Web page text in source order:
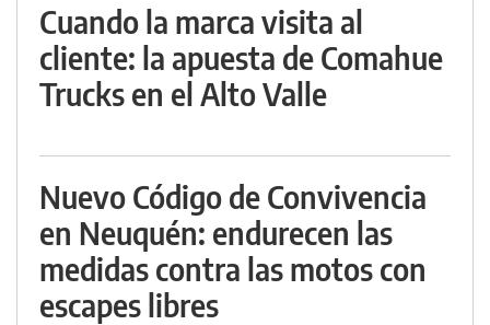
Cuando la marca visita al
cliente: la apuesta de Comahue
Trucks en el Alto Valle
Nuevo Código de Convivencia
en Neuquén: endurecen las
medidas contra las motos con
escapes libres